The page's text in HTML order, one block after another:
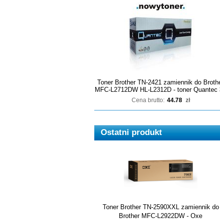
Toner Brother TN-2421 zamiennik do
MFC-L2712DW HL-L2312D - toner Quantec
Cena brutto: 44.78 zł
Ostatni produkt
Toner Brother TN-2590XXL zamiennik do
Brother MFC-L2922DW - Oxe